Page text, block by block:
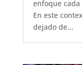
enfoque
En este
dejado de...